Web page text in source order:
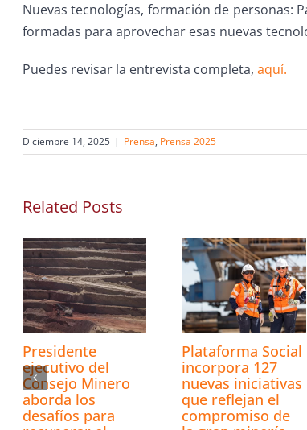
Nuevas tecnologías, formación de personas:
formadas para aprovechar esas nuevas
Puedes revisar la entrevista completa, aquí.
Diciembre 14, 2025 | Prensa, Prensa 2025
Related Posts
Presidente
ejecutivo del
Consejo Minero
aborda los
desafíos para
Plataforma Social
incorpora 127
nuevas iniciativas
que reflejan el
compromiso de